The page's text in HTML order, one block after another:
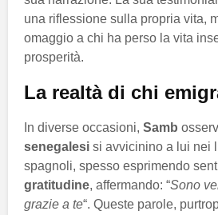
una riflessione sulla propria vita,
omaggio a chi ha perso la vita
prosperità.
La realtà di chi
In diverse occasioni, Samb
senegalesi si avvicinino a lui nei
spagnoli, spesso esprimendo
gratitudine, affermando: “Sono
grazie a te“. Queste parole,